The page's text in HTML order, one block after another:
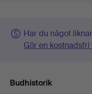
Har du något
Gör en
Budhistorik